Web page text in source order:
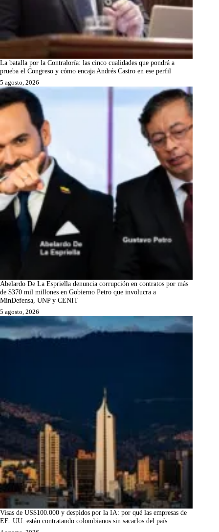
La batalla por la Contraloría: las cinco cualidades que pondrá a
prueba el Congreso y cómo encaja Andrés Castro en ese perfil
5 agosto, 2026
Abelardo De La Espriella denuncia corrupción en contratos por más
de $370 mil millones en Gobierno Petro que involucra a
MinDefensa, UNP y CENIT
5 agosto, 2026
Visas de US$100.000 y despidos por la IA: por qué las empresas de
EE. UU. están contratando colombianos sin sacarlos del país